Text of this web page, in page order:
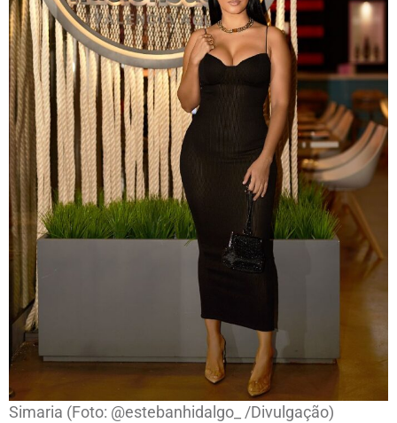
Simaria (Foto: @estebanhidalgo_ /Divulgação)